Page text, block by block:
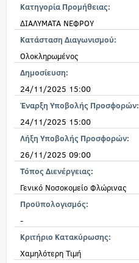
Κατηγορία Προμήθειας:
ΔΙΑΛΥΜΑΤΑ ΝΕΦΡΟΥ
Κατάσταση Διαγωνισμού:
Ολοκληρωμένος
Δημοσίευση:
24/11/2025 15:00
Έναρξη Υποβολής Προσφορών:
24/11/2025 15:00
Λήξη Υποβολής Προσφορών:
26/11/2025 09:00
Τόπος Διενέργειας:
Γενικό Νοσοκομείο Φλώρινας
Προϋπολογισμός:
-
Κριτήριο Κατακύρωσης:
Χαμηλότερη Τιμή